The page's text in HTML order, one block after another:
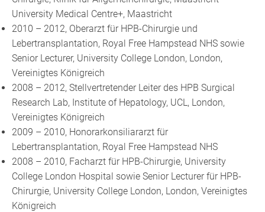
University Medical Centre+, Maastricht
2010 – 2012, Oberarzt für HPB-Chirurgie und
Lebertransplantation, Royal Free Hampstead NHS sowie
Senior Lecturer, University College London, London,
Vereinigtes Königreich
2008 – 2012, Stellvertretender Leiter des HPB Surgical
Research Lab, Institute of Hepatology, UCL, London,
Vereinigtes Königreich
2009 – 2010, Honorarkonsiliararzt für
Lebertransplantation, Royal Free Hampstead NHS
2008 – 2010, Facharzt für HPB-Chirurgie, University
College London Hospital sowie Senior Lecturer für HPB-
Chirurgie, University College London, London, Vereinigtes
Königreich